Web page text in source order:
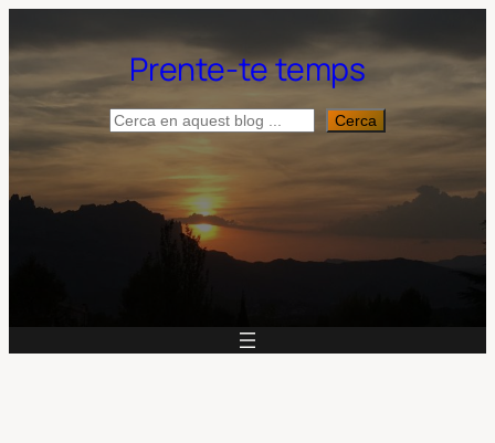
Prente-te temps
Cerca Cerca